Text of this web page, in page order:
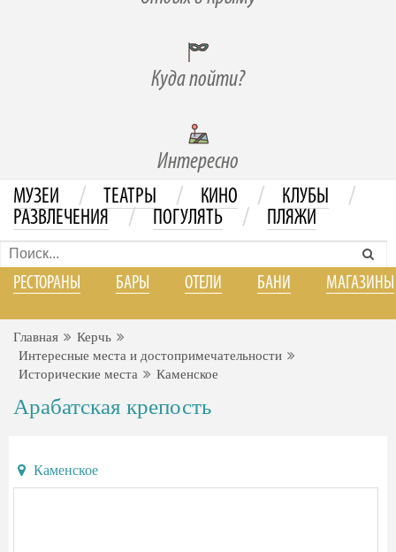
Куда пойти?
Интересно
МУЗЕИ / ТЕАТРЫ / КИНО / КЛУБЫ /
РАЗВЛЕЧЕНИЯ / ПОГУЛЯТЬ / ПЛЯЖИ
РЕСТОРАНЫ БАРЫ ОТЕЛИ БАНИ МАГАЗИНЫ
Главная
Керчь
Интересные места и достопримечательности
Исторические места
Каменское
Арабатская крепость
Каменское